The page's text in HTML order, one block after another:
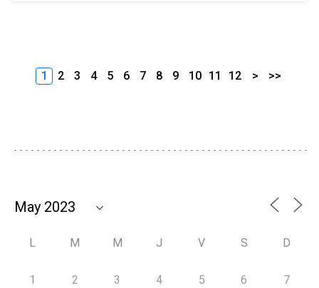
1 2 3 4 5 6 7 8 9 10 11 12 > >>
L M M J V S D
1 2 3 4 5 6 7